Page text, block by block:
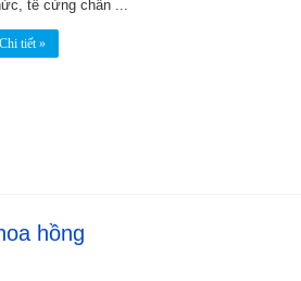
tê cứng chân ...
Chi tiết »
hồng